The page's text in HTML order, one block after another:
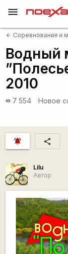
menu
arrow_back Соревнования и
Водный
2010
visibility 7 554 Новое
notifications_active share
Lilu
Автор